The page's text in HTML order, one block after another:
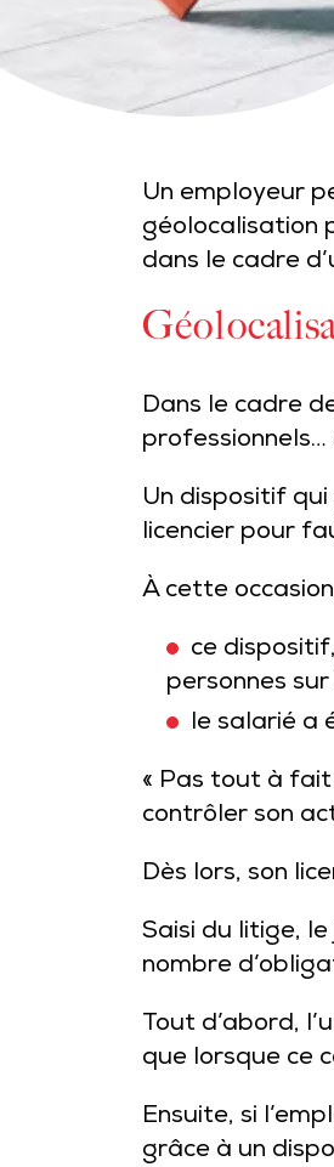
Un employeur
géolocalisation
dans le cadre
Dans le cadre
professionnels…
Un dispositif
licencier pour
À cette
ce
personnes
le salarié a
« Pas tout à fait
contrôler son
Dès lors, son
Saisi du litige,
nombre
Tout d’abord,
que lorsque ce
Ensuite, si
grâce à un